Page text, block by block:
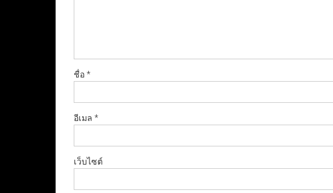
ชื่อ*
อีเมล *
เว็บไซต์